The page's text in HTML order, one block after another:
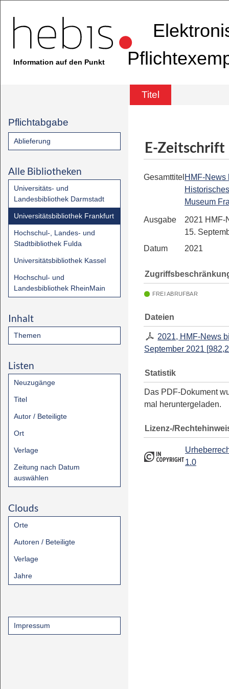
Information auf den Punkt
Titel
Pflichtabgabe
Ablieferung
Alle Bibliotheken
Universitäts- und
Landesbibliothek Darmstadt
Universitätsbibliothek Frankfurt
Hochschul-, Landes- und
Stadtbibliothek Fulda
Universitätsbibliothek Kassel
Hochschul- und
Landesbibliothek RheinMain
Inhalt
Themen
Listen
Neuzugänge
Titel
Autor / Beteiligte
Ort
Verlage
Zeitung nach Datum
auswählen
Clouds
Orte
Autoren / Beteiligte
Verlage
Jahre
Impressum
E-Zeitschrift
Gesamttitel HMF-News
Historisches
Museum
Ausgabe
2021 HMF-
15.
Datum
2021
FREI ABRUFBAR
Dateien
2021, HMF-News
September 2021 [
Statistik
Das PDF-Dokument
mal heruntergeladen.
Lizenz-/
1.0